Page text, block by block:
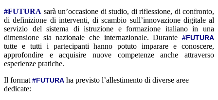
#FUTURA sarà un’occasione di studio, di riflessione, di confronto,
di definizione di interventi, di scambio sull’innovazione digitale al
servizio del sistema di istruzione e formazione italiano in una
dimensione sia nazionale che internazionale. Durante #FUTURA
tutte e tutti i partecipanti hanno potuto imparare e conoscere,
approfondire e acquisire nuove competenze anche attraverso
esperienze pratiche.
Il format #FUTURA ha previsto l’allestimento di diverse aree
dedicate: